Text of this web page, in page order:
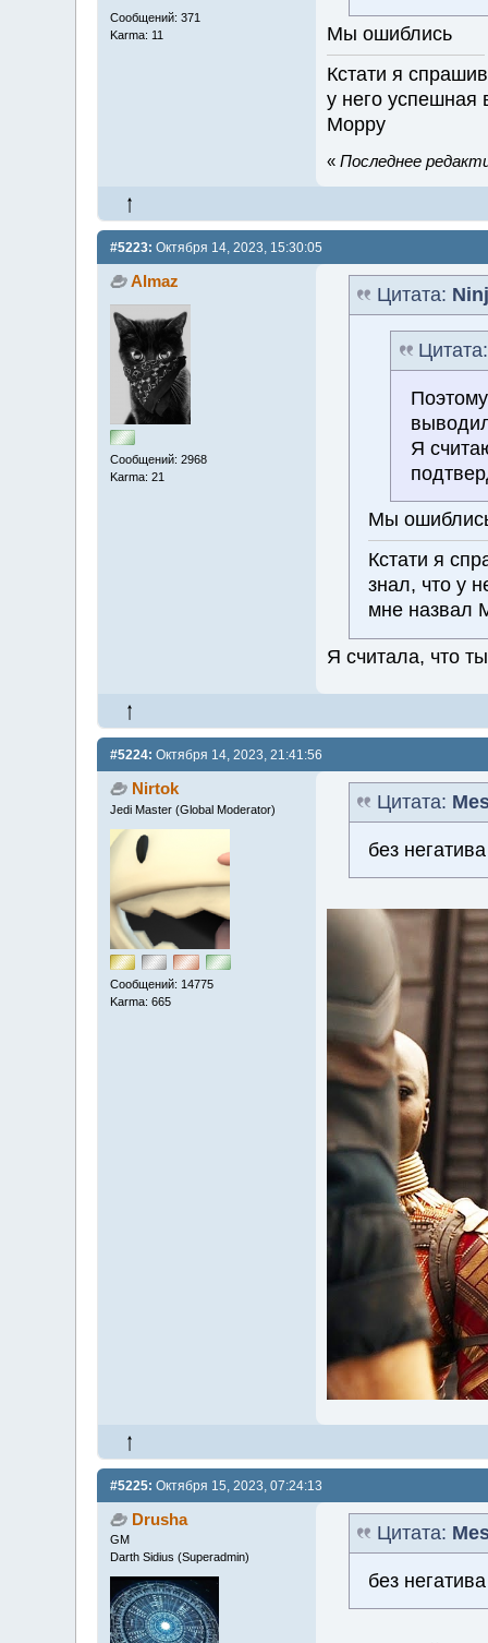
Сообщений: 371
Karma: 11
Мы ошиблись
Кстати я
у него успешная
Морру
« Последнее
#5223: Октября 14, 2023, 15:30:05
Almaz
Сообщений: 2968
Karma: 21
Цитата:
Я
Мы
Кстати я
знал, что у
мне назвал
Я считала, что
#5224: Октября 14, 2023, 21:41:56
Nirtok
Jedi Master (Global Moderator)
Сообщений: 14775
Karma: 665
Цитата:
без
#5225: Октября 15, 2023, 07:24:13
Drusha
GM
Darth Sidius (Superadmin)
Цитата:
без